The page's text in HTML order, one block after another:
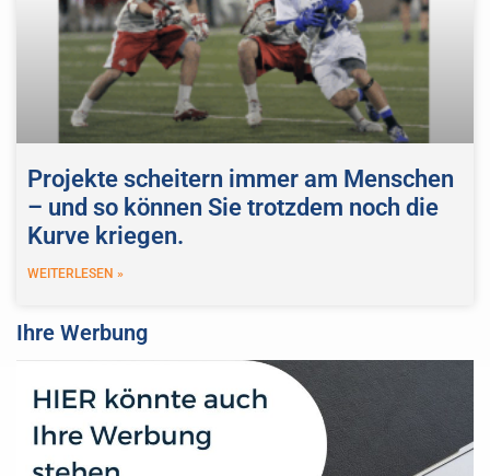
Projekte scheitern immer am Menschen
– und so können Sie trotzdem noch die
Kurve kriegen.
WEITERLESEN »
Ihre Werbung